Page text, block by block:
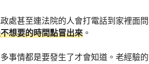
處甚至連法院的人會打電話到家裡面問
想要的時間點冒出來 。
事情都是要發生了才會知道。老經驗的